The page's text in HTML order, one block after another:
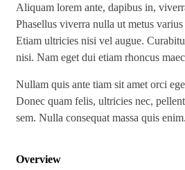
Aliquam lorem ante, dapibus in,
Phasellus viverra nulla ut metus
Etiam ultricies nisi vel augue.
nisi. Nam eget dui etiam rhoncus
Nullam quis ante tiam sit amet orci
Donec quam felis, ultricies nec,
sem. Nulla consequat massa quis enim.
Overview